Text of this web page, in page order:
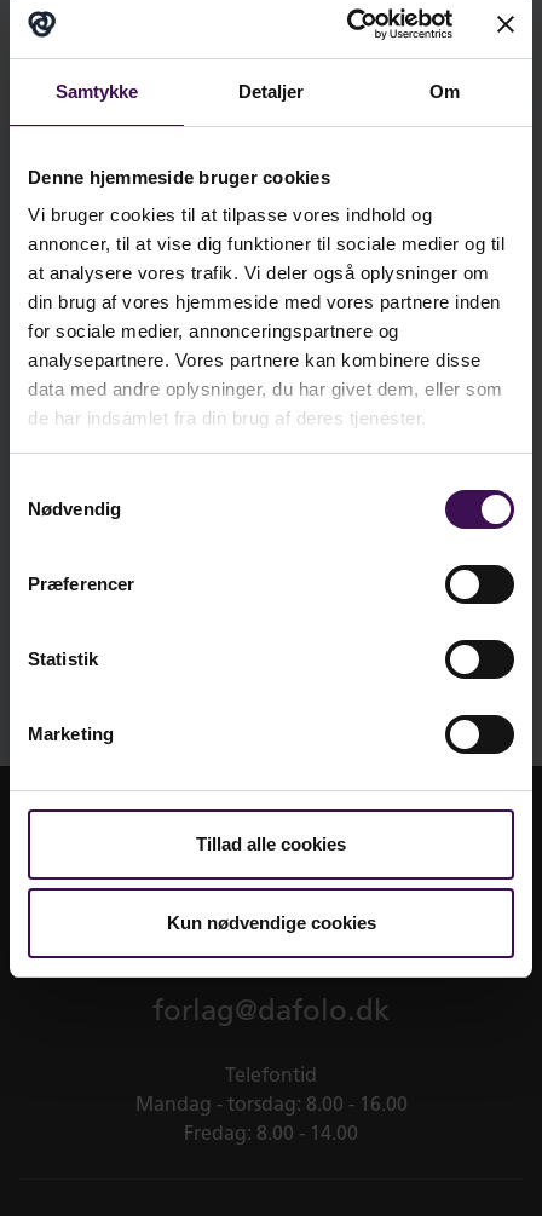
Samtykke Detaljer Om
Denne hjemmeside bruger cookies
Vi bruger cookies til at tilpasse vores indhold og
annoncer, til at vise dig funktioner til sociale medier og til
at analysere vores trafik. Vi deler også oplysninger om
din brug af vores hjemmeside med vores partnere inden
for sociale medier, annonceringspartnere og
analysepartnere. Vores partnere kan kombinere disse
data med andre oplysninger, du har givet dem, eller som
de har indsamlet fra din brug af deres tjenester.
Nødvendig
Præferencer
Statistik
Marketing
Tillad alle cookies
Kun nødvendige cookies
Minimumskøb: 500 stk.
Læg i kurv
Antal
Pris/stk.
500
kr. 4,25
Tel.9620 6666
forlag@dafolo.dk
Telefontid
Mandag - torsdag: 8.00 - 16.00
Fredag: 8.00 - 14.00